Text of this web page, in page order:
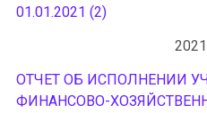
01.01.2021 (2)
ОТЧЕТ ОБ ИСПОЛНЕНИИ
ФИНАНСОВО-